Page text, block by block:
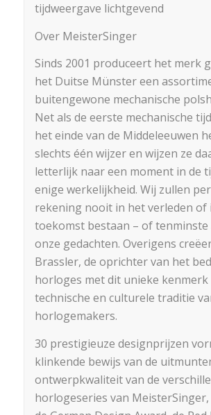
tijdweergave lichtgevend
Over MeisterSinger
Sinds 2001 produceert het merk
het Duitse Münster een
buitengewone mechanische
Net als de eerste mechanische
het einde van de Middeleeuwen
slechts één wijzer en wijzen ze
letterlijk naar een moment in de
enige werkelijkheid. Wij zullen
rekening nooit in het verleden of
toekomst bestaan – of tenminste
onze gedachten. Overigens
Brassler, de oprichter van het
horloges met dit unieke kenmerk
technische en culturele traditie
horlogemakers.
30 prestigieuze designprijzen
klinkende bewijs van de
ontwerpkwaliteit van de
horlogeseries van